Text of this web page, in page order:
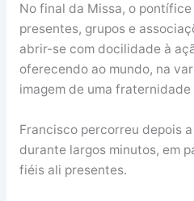
No final da Missa, o
presentes, grupos e
abrir-se com docilidade à
oferecendo ao mundo, na
imagem de uma fraternidade
Francisco percorreu depois
durante largos minutos, em
fiéis ali presentes.